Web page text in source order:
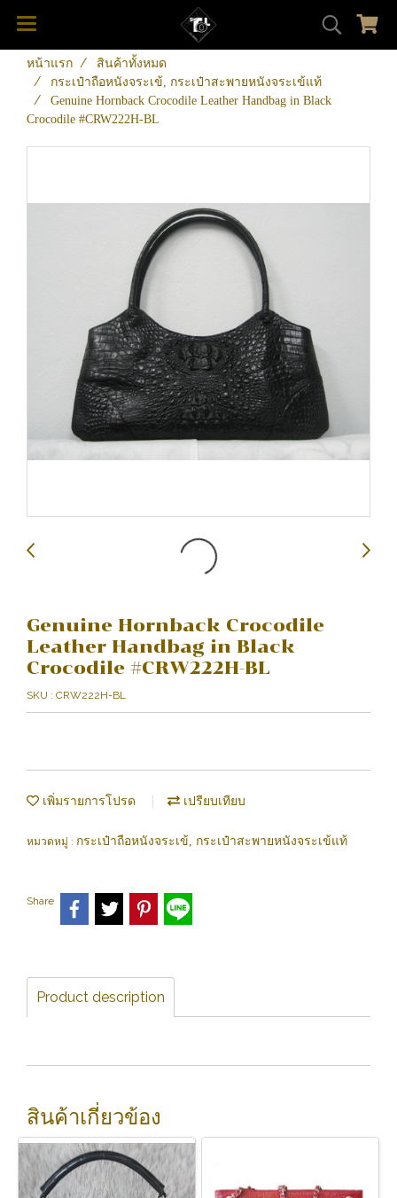
หน้าแรก
สินค้าทั้งหมด
กระเป๋าถือหนังจระเข้, กระเป๋าสะพายหนังจระเข้แท้
Genuine Hornback Crocodile Leather Handbag in Black
Crocodile #CRW222H-BL
Genuine Hornback Crocodile
Leather Handbag in Black
Crocodile #CRW222H-BL
SKU : CRW222H-BL
เพิ่มรายการโปรด เปรียบเทียบ
หมวดหมู่ : กระเป๋าถือหนังจระเข้, กระเป๋าสะพายหนังจระเข้แท้
Share
Product description
สินค้าเกี่ยวข้อง